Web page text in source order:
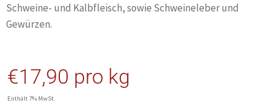
Schweine- und Kalbfleisch, sowie Schweineleber und
Gewürzen.
€17,90 pro kg
Enthält 7% MwSt.